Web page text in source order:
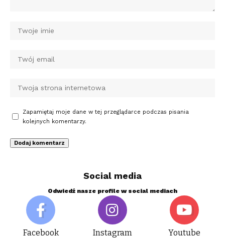
Zapamiętaj moje dane w tej przeglądarce podczas pisania
kolejnych komentarzy.
Social media
Odwiedź nasze profile w social mediach
Facebook Instagram Youtube